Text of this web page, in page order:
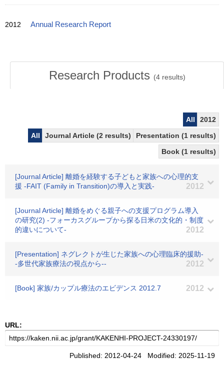
2012 Annual Research Report
Research Products (4results)
All
2012
All
Journal Article (2 results)
Presentation (1 results)
Book (1 results)
[Journal Article] 離婚を経験する子どもと家族への心理的支
援 -FAIT (Family in Transition)の導入と実践-
2012
[Journal Article] 離婚をめぐる親子への支援プログラム導入
の研究(2) -フォーカスグループから探る日米の文化的・制度
的違いについて-
2012
[Presentation] ネグレクトが生じた家族への心理臨床的援助-
-多世代家族療法の視点から--
2012
[Book] 家族/カップル療法のエビデンス 2012.7 2012
URL:
Published: 2012-04-24 Modified: 2025-11-19